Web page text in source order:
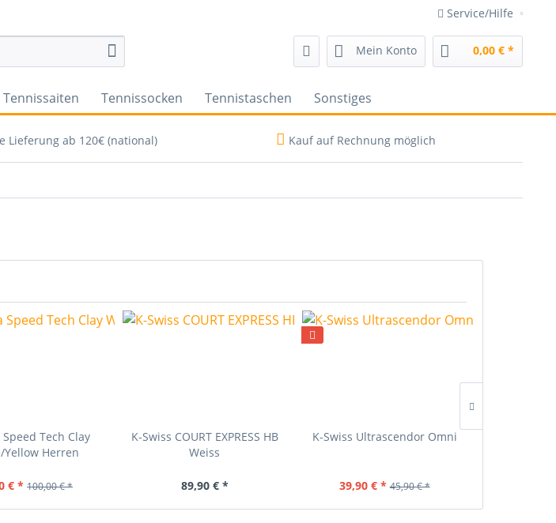
Service/Hilfe
Mein Konto 0,00 € *
Tennissaiten Tennissocken Tennistaschen Sonstiges
Lieferung ab 120€ (national) Kauf auf Rechnung möglich
Tech Clay
Yellow Herren
€ * 100,00 € *
K-Swiss COURT EXPRESS HB
Weiss
89,90 € *
K-Swiss Ultrascendor Omni
39,90 € * 45,90 € *